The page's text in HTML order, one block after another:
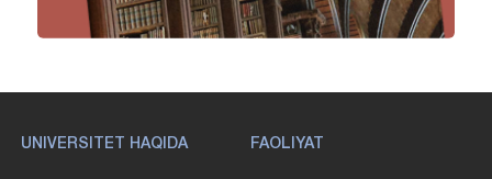
UNIVERSITET HAQIDA FAOLIYAT